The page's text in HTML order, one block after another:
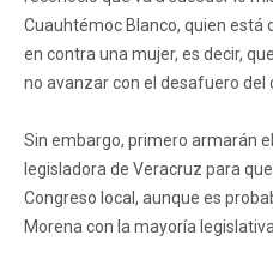
Cuauhtémoc Blanco, quien está
en contra una mujer, es decir,
no avanzar con el desafuero del
Sin embargo, primero armarán
legisladora de Veracruz para
Congreso local, aunque es
Morena con la mayoría legislativa.